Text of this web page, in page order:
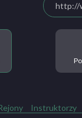
Instruktorzy